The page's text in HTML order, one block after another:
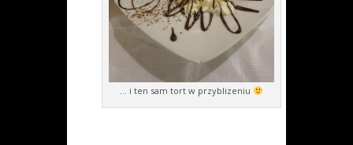
… i ten sam tort w przyblizeniu